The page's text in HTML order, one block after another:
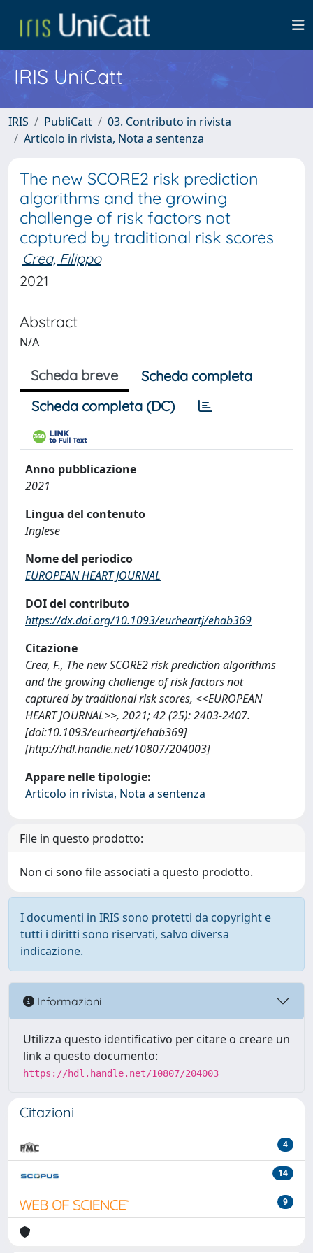
IRIS UniCatt
IRIS PubliCatt
03. Contributo in rivista
Articolo in rivista, Nota a sentenza
The new SCORE2 risk prediction
algorithms and the growing
challenge of risk factors not
captured by traditional risk scores
Crea, Filippo
2021
Abstract
N/A
Scheda breve
Scheda completa
Scheda completa (DC)
Anno pubblicazione
2021
Lingua del contenuto
Inglese
Nome del periodico
EUROPEAN HEART JOURNAL
DOI del contributo
https://dx.doi.org/10.1093/eurheartj/ehab369
Citazione
Crea, F., The new SCORE2 risk prediction algorithms
and the growing challenge of risk factors not
captured by traditional risk scores, <<EUROPEAN
HEART JOURNAL>>, 2021; 42 (25): 2403-2407.
[doi:10.1093/eurheartj/ehab369]
[http://hdl.handle.net/10807/204003]
Appare nelle tipologie:
Articolo in rivista, Nota a sentenza
File in questo prodotto:
Non ci sono file associati a questo prodotto.
I documenti in IRIS sono protetti da copyright e
tutti i diritti sono riservati, salvo diversa
indicazione.
Informazioni
Utilizza questo identificativo per citare o creare un
link a questo documento:
https://hdl.handle.net/10807/204003
Citazioni
4
14
9